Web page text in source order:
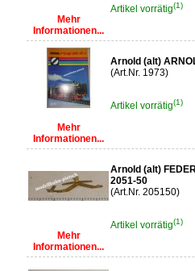
Mehr
Informationen...
Artikel vorrätig(1)
Mehr
Informationen...
Arnold (alt)
(Art.Nr. 1973)
Artikel vorrätig(1)
Mehr
Informationen...
Arnold (alt)
2051-50
(Art.Nr. 205150)
Artikel vorrätig(1)